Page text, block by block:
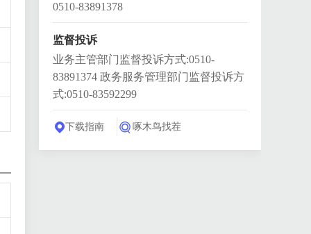
0510-83891378
监督投诉
业务主管部门监督投诉方式:0510-
83891374 政务服务管理部门监督投诉方
式:0510-83592299
下载指南 啄木鸟找茬